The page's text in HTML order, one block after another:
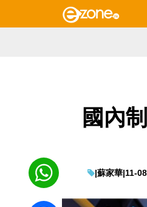
國內
|蘇家華|11-